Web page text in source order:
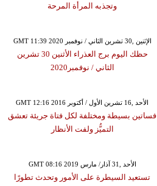
وتجذبه المرأة المرحة
GMT 11:39 2020 الإثنين ,30 تشرين الثاني / نوفمبر
حظك اليوم برج العذراء الأثنين 30 تشرين
الثاني / نوفمبر2020
GMT 12:16 2016 الأحد ,16 تشرين الأول / أكتوبر
فساتين بسيطة ومختلفة لكل فتاة جريئة تعشق
التميُّز ولفت الأنظار
GMT 08:16 2019 الأحد ,31 آذار/ مارس
تستعيد السيطرة على الأمور وتحدث تطورًا